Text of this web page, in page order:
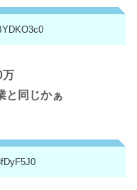
万
と同じかぁ